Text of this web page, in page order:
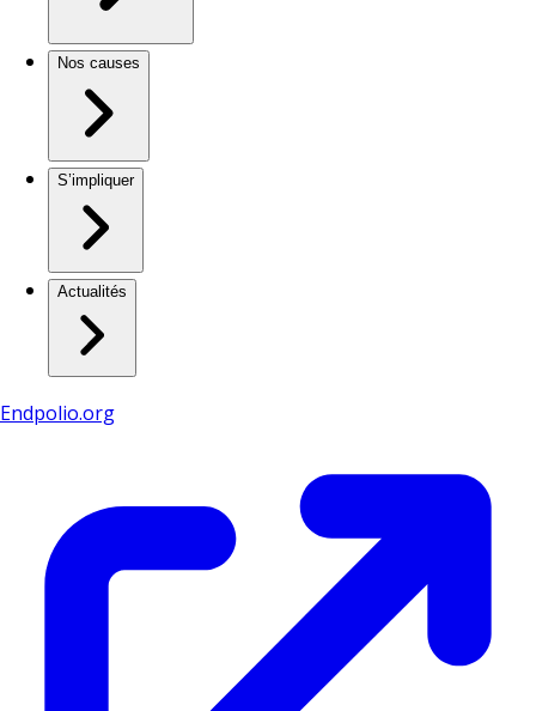
Nos causes
S’impliquer
Actualités
Endpolio.org